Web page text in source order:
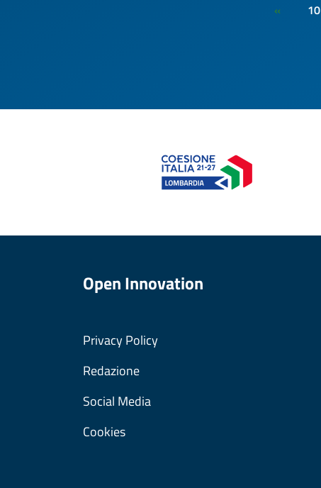
« 10
Open Innovation
Privacy Policy
Redazione
Social Media
Cookies